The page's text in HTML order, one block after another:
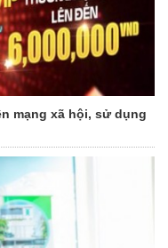
mạng xã hội, sử dụng